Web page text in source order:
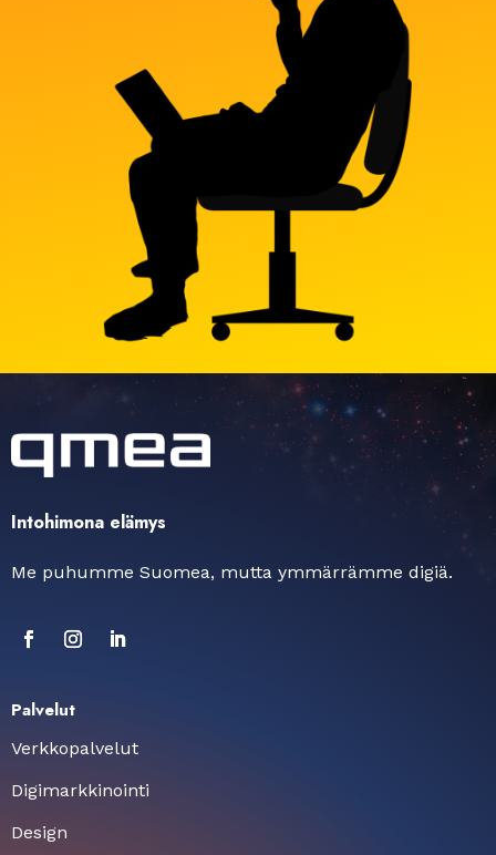
Intohimona elämys
Me puhumme Suomea, mutta ymmärrämme digiä.
Palvelut
Verkkopalvelut
Digimarkkinointi
Design